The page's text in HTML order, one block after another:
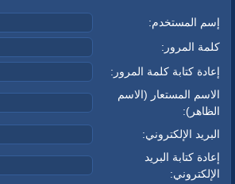
إسم المستخدم:
كلمة المرور:
إعادة كتابة كلمة المرور:
الاسم المستعار (الاسم
الظاهر):
البريد الإلكتروني:
إعادة كتابة البريد
الإلكتروني: